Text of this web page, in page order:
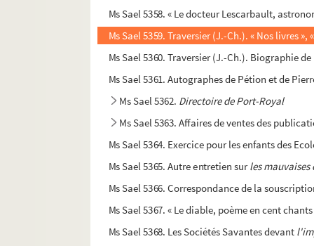
Ms Sael 5358. « Le docteur Lescarbault,
Ms Sael 5359. Traversier (J.-Ch.). « Nos livres
Ms Sael 5360. Traversier (J.-Ch.). Biographie
Ms Sael 5361. Autographes de Pétion et de
Ms Sael 5362. Directoire de Port-Royal
Ms Sael 5363. Affaires de ventes des
Ms Sael 5364. Exercice pour les enfants des
Ms Sael 5365. Autre entretien surles
Ms Sael 5366. Correspondance de la
Ms Sael 5367. « Le diable, poème en cent
Ms Sael 5368. Les Sociétés Savantes devant